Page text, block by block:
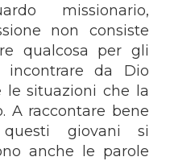
missionario,
non consiste
qualcosa per gli
da Dio
le situazioni che la
A raccontare bene
giovani si
anche le parole